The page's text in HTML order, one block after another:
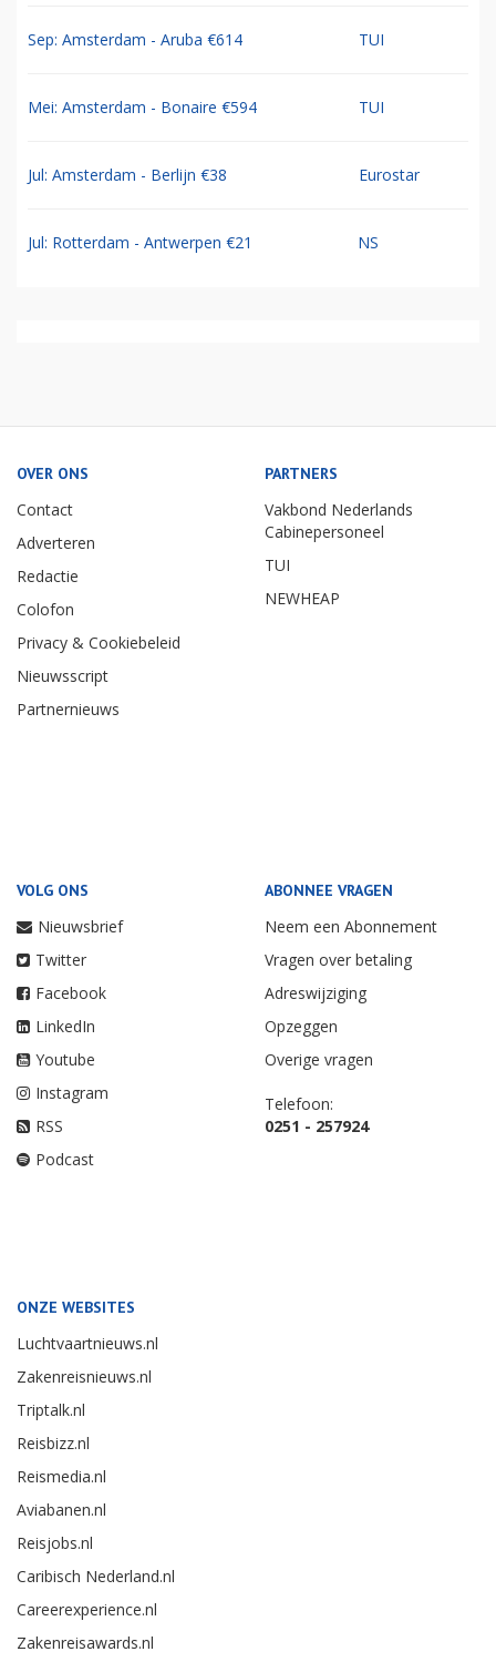
Sep: Amsterdam - Aruba €614 TUI
Mei: Amsterdam - Bonaire €594 TUI
Jul: Amsterdam - Berlijn €38 Eurostar
Jul: Rotterdam - Antwerpen €21 NS
OVER ONS
Contact
Adverteren
Redactie
Colofon
Privacy & Cookiebeleid
Nieuwsscript
Partnernieuws
PARTNERS
Vakbond Nederlands
Cabinepersoneel
TUI
NEWHEAP
VOLG ONS
Nieuwsbrief
Twitter
Facebook
LinkedIn
Youtube
Instagram
RSS
Podcast
ABONNEE VRAGEN
Neem een Abonnement
Vragen over betaling
Adreswijziging
Opzeggen
Overige vragen
Telefoon:
0251 - 257924
ONZE WEBSITES
Luchtvaartnieuws.nl
Zakenreisnieuws.nl
Triptalk.nl
Reisbizz.nl
Reismedia.nl
Aviabanen.nl
Reisjobs.nl
Caribisch Nederland.nl
Careerexperience.nl
Zakenreisawards.nl